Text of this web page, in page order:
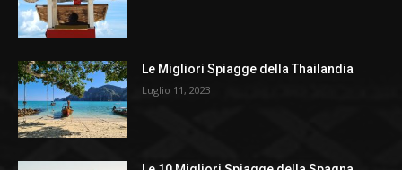
Le Migliori Spiagge della Thailandia
Luglio 11, 2023